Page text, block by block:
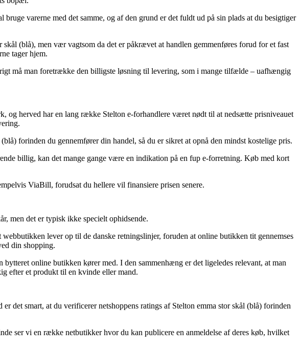
varerne med det samme, og af den grund er det fuldt ud på sin plads at du besigtiger
(blå), men vær vagtsom da det er påkrævet at handlen gemmenføres forud for et fast
tager hjem.
må man foretrække den billigste løsning til levering, som i mange tilfælde – uafhængig
og herved har en lang række Stelton e-forhandlere været nødt til at nedsætte prisniveauet
forinden du gennemfører din handel, så du er sikret at opnå den mindst kostelige pris.
billig, kan det mange gange være en indikation på en fup e-forretning. Køb med kort
ViaBill, forudsat du hellere vil finansiere prisen senere.
men det er typisk ikke specielt ophidsende.
lever op til de danske retningslinjer, foruden at online butikken tit gennemses
din shopping.
online butikken kører med. I den sammenhæng er det ligeledes relevant, at man
efter et produkt til en kvinde eller mand.
det smart, at du verificerer netshoppens ratings af Stelton emma stor skål (blå) forinden
ser vi en række netbutikker hvor du kan publicere en anmeldelse af deres køb, hvilket